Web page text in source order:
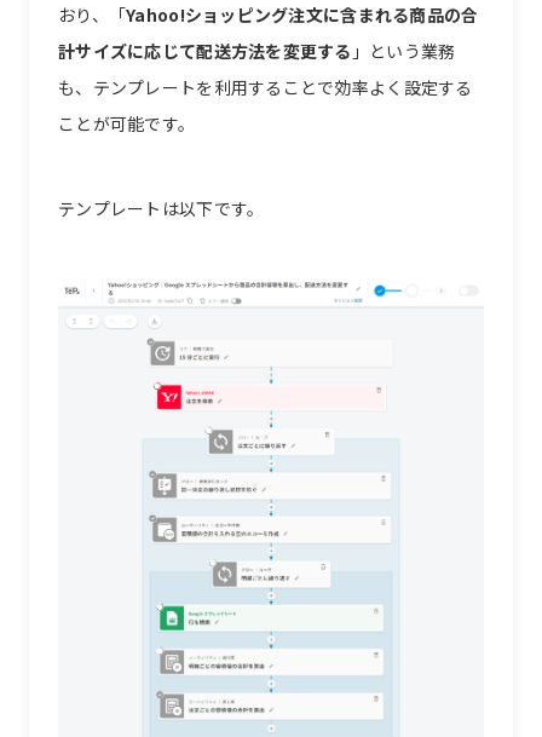
おり、「Yahoo!ショッピング注文に含まれる商品の合
計サイズに応じて配送方法を変更する 」という業務
も、テンプレートを利用することで効率よく設定する
ことが可能です。
テンプレートは以下です。